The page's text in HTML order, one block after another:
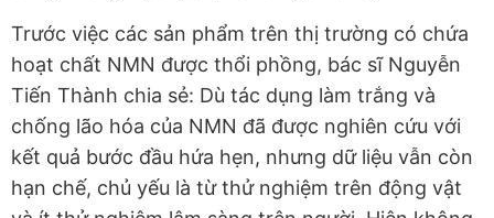
Trước việc các sản phẩm trên thị trường có chứa
hoạt chất NMN được thổi phồng, bác sĩ Nguyễn
Tiến Thành chia sẻ: Dù tác dụng làm trắng và
chống lão hóa của NMN đã được nghiên cứu với
kết quả bước đầu hứa hẹn, nhưng dữ liệu vẫn còn
hạn chế, chủ yếu là từ thử nghiệm trên động vật